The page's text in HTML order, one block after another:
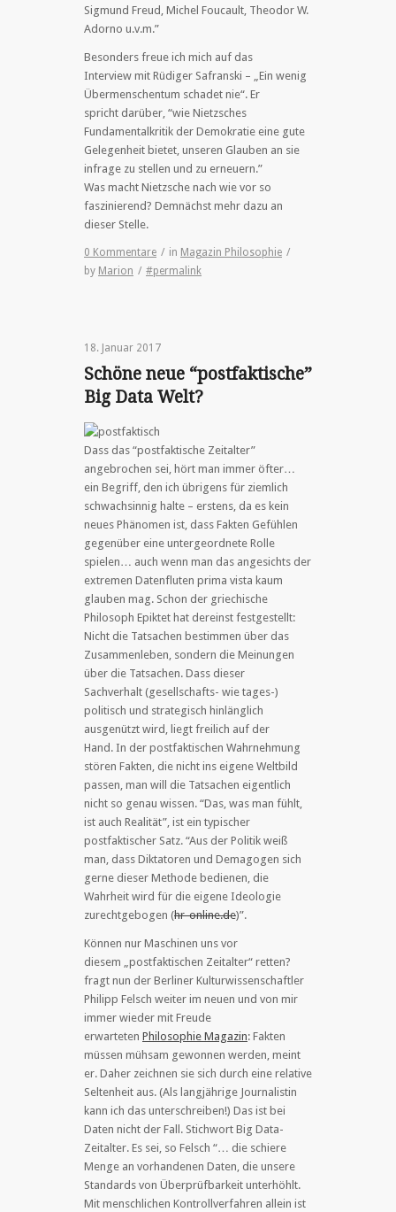
Sigmund Freud, Michel Foucault, Theodor W.
Adorno u.v.m.”
Besonders freue ich mich auf das
Interview mit Rüdiger Safranski – „Ein wenig
Übermenschentum schadet nie“. Er
spricht darüber, “wie Nietzsches
Fundamentalkritik der Demokratie eine gute
Gelegenheit bietet, unseren Glauben an sie
infrage zu stellen und zu erneuern.”
Was macht Nietzsche nach wie vor so
faszinierend? Demnächst mehr dazu an
dieser Stelle.
0 Kommentare / in Magazin Philosophie /
by Marion / #permalink
18. Januar 2017
Schöne neue “postfaktische”
Big Data Welt?
Dass das “postfaktische Zeitalter”
angebrochen sei, hört man immer öfter…
ein Begriff, den ich übrigens für ziemlich
schwachsinnig halte – erstens, da es kein
neues Phänomen ist, dass Fakten Gefühlen
gegenüber eine untergeordnete Rolle
spielen… auch wenn man das angesichts der
extremen Datenfluten prima vista kaum
glauben mag. Schon der griechische
Philosoph Epiktet hat dereinst festgestellt:
Nicht die Tatsachen bestimmen über das
Zusammenleben, sondern die Meinungen
über die Tatsachen. Dass dieser
Sachverhalt (gesellschafts- wie tages-)
politisch und strategisch hinlänglich
ausgenützt wird, liegt freilich auf der
Hand. In der postfaktischen Wahrnehmung
stören Fakten, die nicht ins eigene Weltbild
passen, man will die Tatsachen eigentlich
nicht so genau wissen. “Das, was man fühlt,
ist auch Realität”, ist ein typischer
postfaktischer Satz. “Aus der Politik weiß
man, dass Diktatoren und Demagogen sich
gerne dieser Methode bedienen, die
Wahrheit wird für die eigene Ideologie
zurechtgebogen (hr-online.de)”.
Können nur Maschinen uns vor
diesem „postfaktischen Zeitalter“ retten?
fragt nun der Berliner Kulturwissenschaftler
Philipp Felsch weiter im neuen und von mir
immer wieder mit Freude
erwarteten Philosophie Magazin: Fakten
müssen mühsam gewonnen werden, meint
er. Daher zeichnen sie sich durch eine relative
Seltenheit aus. (Als langjährige Journalistin
kann ich das unterschreiben!) Das ist bei
Daten nicht der Fall. Stichwort Big Data-
Zeitalter. Es sei, so Felsch “… die schiere
Menge an vorhandenen Daten, die unsere
Standards von Überprüfbarkeit unterhöhlt.
Mit menschlichen Kontrollverfahren allein ist